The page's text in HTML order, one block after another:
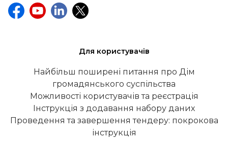
Для користувачів
Найбільш поширені питання про Дім
громадянського суспільства
Можливості користувачів та реєстрація
Інструкція з додавання набору даних
Проведення та завершення тендеру: покрокова
інструкція